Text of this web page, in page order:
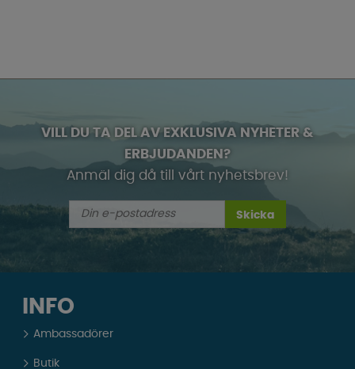
VILL DU TA DEL AV EXKLUSIVA NYHETER &
ERBJUDANDEN?
Anmäl dig då till vårt nyhetsbrev!
Skicka
INFO
Ambassadörer
Butik